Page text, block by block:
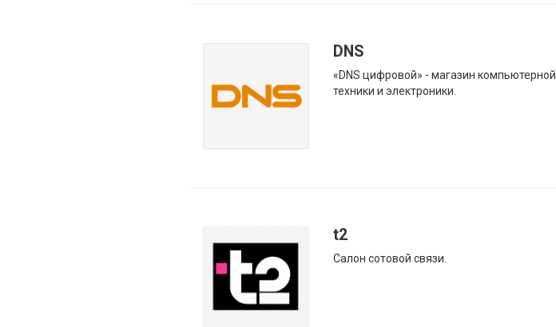
DNS
«DNS цифровой» - магазин компьютерной
техники и электроники.
t2
Салон сотовой связи.